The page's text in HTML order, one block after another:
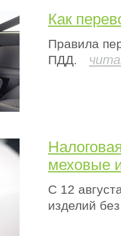
Как
Правила
ПДД.
меховые
С 12
изделий